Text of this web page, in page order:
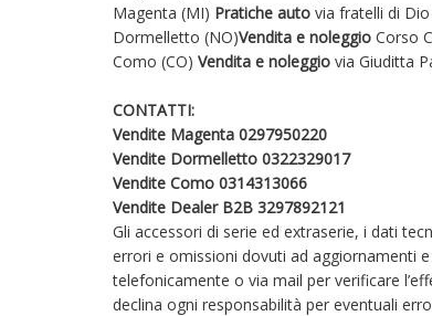
Magenta (MI) Pratiche auto via fratelli di Dio
Dormelletto (NO)Vendita e noleggio Corso
Como (CO) Vendita e noleggio via Giuditta
CONTATTI:
Vendite Magenta 0297950220
Vendite Dormelletto 0322329017
Vendite Como 0314313066
Vendite Dealer B2B 3297892121
Gli accessori di serie ed extraserie, i dati
errori e omissioni dovuti ad aggiornamenti
telefonicamente o via mail per verificare
declina ogni responsabilità per eventuali